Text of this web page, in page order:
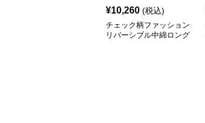
¥10,260 (税込)
チェック柄ファッション
リバーシブル中綿ロング